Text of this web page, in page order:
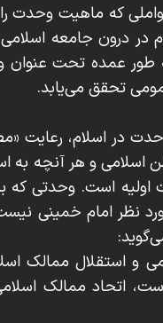
که ماهیت
در درون جامعه
عمده تحت عنوان
تحقق می‌یابد.
در اسلام، رعایت
اسلامی و هر آنچه
اولیه است. وحدتی
نظر امام خمینی
و استقلال ممالک
اتحاد ممالک